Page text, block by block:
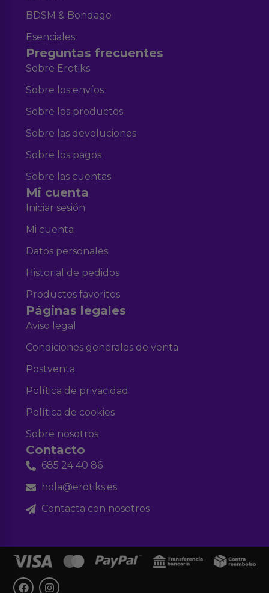
BDSM & Bondage
Esenciales
Preguntas frecuentes
Sobre Erotiks
Sobre los envíos
Sobre los productos
Sobre las devoluciones
Sobre los pagos
Sobre las cuentas
Mi cuenta
Iniciar sesión
Mi cuenta
Datos personales
Historial de pedidos
Productos favoritos
Páginas legales
Aviso legal
Condiciones generales de venta
Postventa
Política de privacidad
Política de cookies
Sobre nosotros
Contacto
685 24 40 86
hola@erotiks.es
Contacta con nosotros
F
I